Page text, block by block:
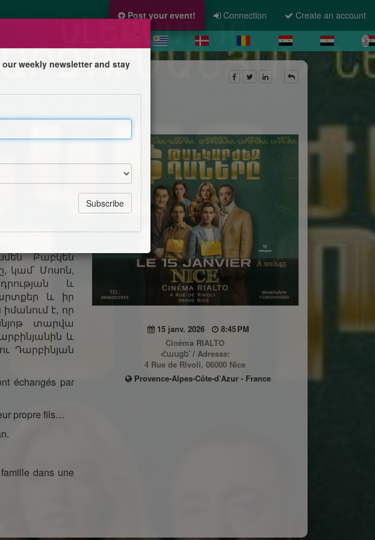
Post your event! Connection Create an account
15 janv. 2026
8:45 PM
Cinéma RIALTO
Հասցե՝ / Adresse:
4 Rue de Rivoli, 06000 Nice
Provence-Alpes-Côte-d’Azur - France
Alexander
փոխում են
որպես
Բաբկեն
կամ՝ Մոսոն,
և
և իր
է, որ
տարվա
և
Դարբինյան
échangés par
propre fils…
dans une
×
weekly newsletter and stay